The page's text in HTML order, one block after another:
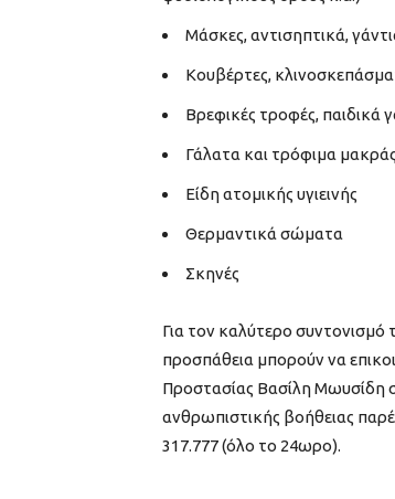
Μάσκες, αντισηπτικά,
Κουβέρτες,
Βρεφικές τροφές, παιδικά
Γάλατα και τρόφιμα
Είδη ατομικής υγιεινής
Θερμαντικά σώματα
Σκηνές
Για τον καλύτερο συντονισμό
προσπάθεια μπορούν να
Προστασίας Βασίλη Μωυσίδη
ανθρωπιστικής βοήθειας
317.777 (όλο το 24ωρο).